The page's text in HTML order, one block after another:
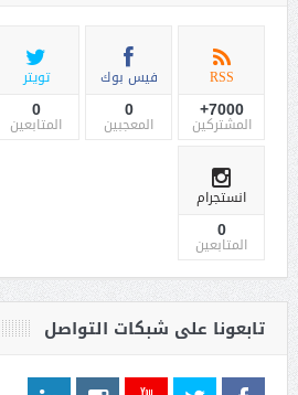
RSS
7000+
المشتركين
فيس بوك
0
المعجبين
تويتر
0
المتابعين
انستجرام
0
المتابعين
تابعونا على شبكات التواصل